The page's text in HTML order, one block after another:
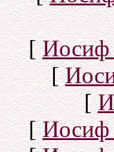
[Иосиф
[
[
[Иосиф